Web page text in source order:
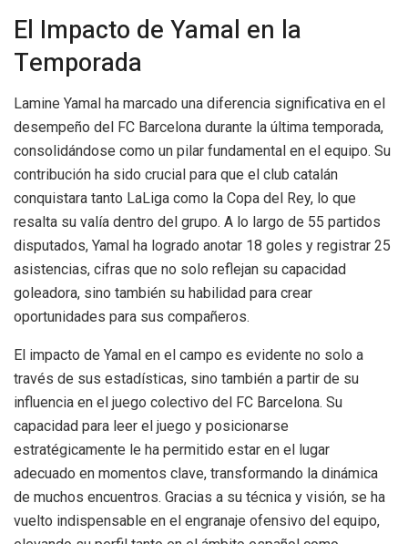
El Impacto de Yamal en la
Temporada
Lamine Yamal ha marcado una diferencia significativa en el
desempeño del FC Barcelona durante la última temporada,
consolidándose como un pilar fundamental en el equipo. Su
contribución ha sido crucial para que el club catalán
conquistara tanto LaLiga como la Copa del Rey, lo que
resalta su valía dentro del grupo. A lo largo de 55 partidos
disputados, Yamal ha logrado anotar 18 goles y registrar 25
asistencias, cifras que no solo reflejan su capacidad
goleadora, sino también su habilidad para crear
oportunidades para sus compañeros.
El impacto de Yamal en el campo es evidente no solo a
través de sus estadísticas, sino también a partir de su
influencia en el juego colectivo del FC Barcelona. Su
capacidad para leer el juego y posicionarse
estratégicamente le ha permitido estar en el lugar
adecuado en momentos clave, transformando la dinámica
de muchos encuentros. Gracias a su técnica y visión, se ha
vuelto indispensable en el engranaje ofensivo del equipo,